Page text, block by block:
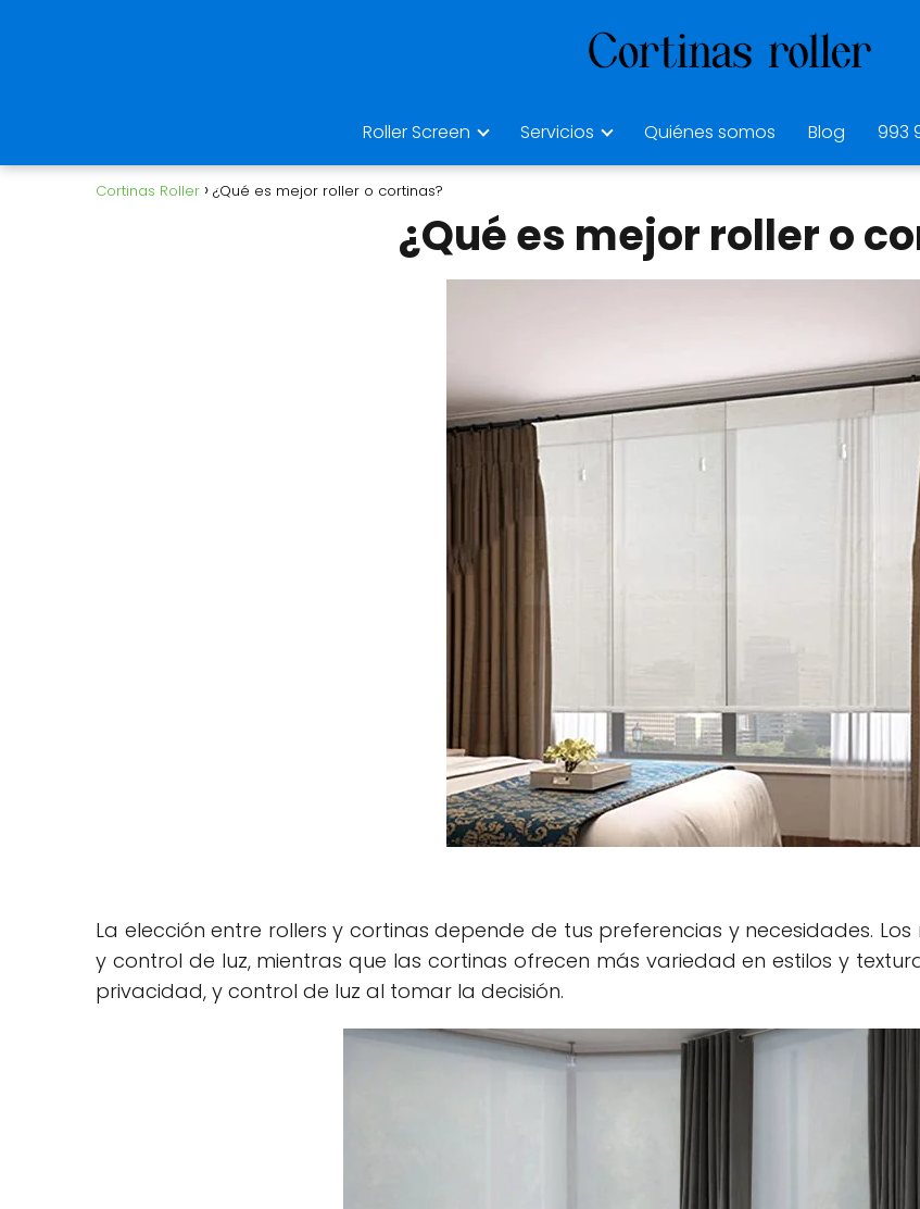
Roller Screen Servicios Quiénes somos Blog 993
Cortinas Roller ¿Qué es mejor roller o cortinas?
¿Qué es mejor roller o
La elección entre rollers y cortinas depende de tus preferencias y necesidades.
y control de luz, mientras que las cortinas ofrecen más variedad en estilos y
privacidad, y control de luz al tomar la decisión.